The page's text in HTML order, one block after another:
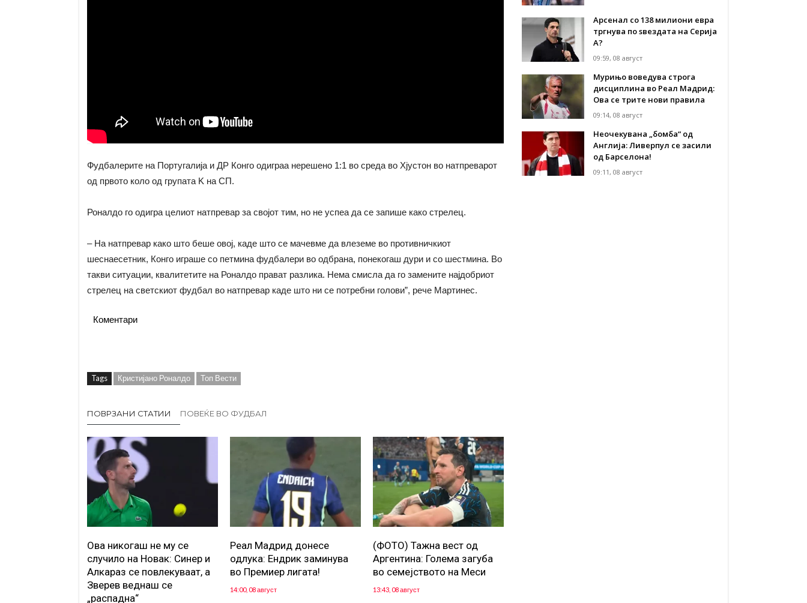
Фудбалерите на Португалија и ДР Конго одиграа нерешено 1:1 во среда во Хјустон во натпреварот
од првото коло од групата K на СП.
Роналдо го одигра целиот натпревар за својот тим, но не успеа да се запише како стрелец.
– На натпревар како што беше овој, каде што се мачевме да влеземе во противничкиот
шеснаесетник, Конго играше со петмина фудбалери во одбрана, понекогаш дури и со шестмина. Во
такви ситуации, квалитетите на Роналдо прават разлика. Нема смисла да го замените најдобриот
стрелец на светскиот фудбал во натпревар каде што ни се потребни голови”, рече Мартинес.
Коментари
Tags Кристијано Роналдо Топ Вести
ПОВРЗАНИ СТАТИИ ПОВЕЌЕ ВО ФУДБАЛ
Ова никогаш не му се
случило на Новак: Синер и
Алкараз се повлекуваат, а
Зверев веднаш се
„распадна“
Реал Мадрид донесе
одлука: Eндрик заминува
во Премиер лигата!
14:00, 08 август
(ФОТО) Тажна вест од
Аргентина: Голема загуба
во семејството на Меси
13:43, 08 август
Арсенал со 138 милиони евра
тргнува по ѕвездата на Серија
А?
09:59, 08 август
Мурињо воведува строга
дисциплина во Реал Мадрид:
Ова се трите нови правила
09:14, 08 август
Неочекувана „бомба“ од
Англија: Ливерпул се засили
од Барселона!
09:11, 08 август